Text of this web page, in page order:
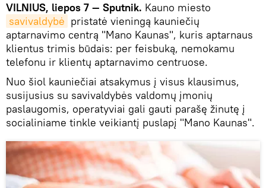
VILNIUS, liepos 7 — Sputnik. Kauno miesto
savivaldybė pristatė vieningą kauniečių
aptarnavimo centrą "Mano Kaunas", kuris aptarnaus
klientus trimis būdais: per feisbuką, nemokamu
telefonu ir klientų aptarnavimo centruose.
Nuo šiol kauniečiai atsakymus į visus klausimus,
susijusius su savivaldybės valdomų įmonių
paslaugomis, operatyviai gali gauti parašę žinutę į
socialiniame tinkle veikiantį puslapį "Mano Kaunas".